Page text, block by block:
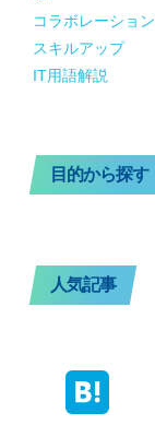
コラボレーション
スキルアップ
IT用語解説
目的から探す
人気記事